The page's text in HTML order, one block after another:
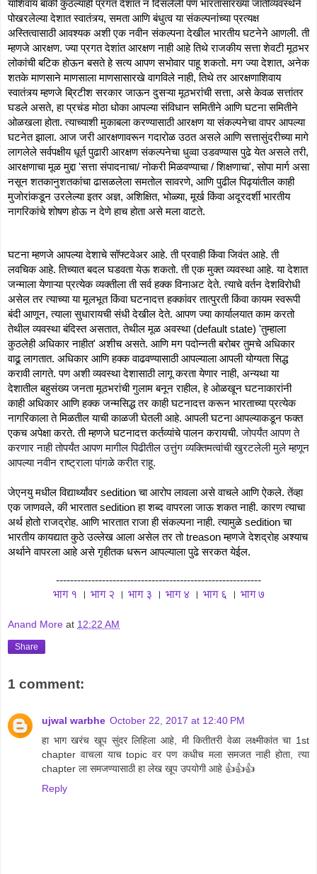
याशिवाय बाकी कुठल्याही प्रगत देशात न दिसलेली पण भारतासारख्या जातीव्यवस्थेने
पोखरलेल्या देशात स्वातंत्र्य, समता आणि बंधुत्व या संकल्पनांच्या प्रत्यक्ष
अस्तित्वासाठी आवश्यक अशी एक नवीन संकल्पना देखील भारतीय घटनेने आणली. ती
म्हणजे आरक्षण. ज्या प्रगत देशांत आरक्षण नाही आहे तिथे राजकीय सत्ता शेवटी मूठभर
लोकांची बटिक होऊन बसते हे सत्य आपण सभोवार पाहू शकतो. मग ज्या देशात, अनेक
शतके माणसाने माणसाला माणसासारखे वागविले नाही, तिथे तर आरक्षणाशिवाय
स्वातंत्र्य म्हणजे ब्रिटीश सरकार जाऊन दुसऱ्या मूठभरांची सत्ता, असे केवळ सत्तांतर
घडले असते, हा प्रचंड मोठा धोका आपल्या संविधान समितीने आणि घटना समितीने
ओळखला होता. त्याच्याशी मुकाबला करण्यासाठी आरक्षण या संकल्पनेचा वापर आपल्या
घटनेत झाला. आज जरी आरक्षणावरून गदारोळ उठत असले आणि सत्तासुंदरीच्या मागे
लागलेले सर्वपक्षीय धूर्त पुढारी आरक्षण संकल्पनेचा धुव्वा उडवण्यास पुढे येत असले तरी,
आरक्षणाचा मूळ मुद्दा 'सत्ता संपादनाचा/ नोकरी मिळवण्याचा / शिक्षणाचा', सोपा मार्ग असा
नसून शतकानुशतकांचा ढासळलेला समतोल सावरणे, आणि पुढील पिढ्यांतील काही
मुजोरांकडून उरलेल्या इतर अज्ञ, अशिक्षित, भोळ्या, मूर्ख किंवा अदूरदर्शी भारतीय
नागरिकांचे शोषण होऊ न देणे हाच होता असे मला वाटते.
घटना म्हणजे आपल्या देशाचे सॉफ्टवेअर आहे. ती प्रवाही किंवा जिवंत आहे. ती
लवचिक आहे. तिच्यात बदल घडवता येऊ शकतो. ती एक मुक्त व्यवस्था आहे. या देशात
जन्माला येणाऱ्या प्रत्येक व्यक्तीला ती सर्व हक्क विनाअट देते. त्याचे वर्तन देशविरोधी
असेल तर त्याच्या या मूलभूत किंवा घटनादत्त हक्कांवर तात्पुरती किंवा कायम स्वरूपी
बंदी आणून, त्याला सुधारायची संधी देखील देते. आपण ज्या कार्यालयात काम करतो
तेथील व्यवस्था बंदिस्त असतात, तेथील मूळ अवस्था (default state) 'तुम्हाला
कुठलेही अधिकार नाहीत' अशीच असते. आणि मग पदोन्नती बरोबर तुमचे अधिकार
वाढू लागतात. अधिकार आणि हक्क वाढवण्यासाठी आपल्याला आपली योग्यता सिद्ध
करावी लागते. पण अशी व्यवस्था देशासाठी लागू करता येणार नाही, अन्यथा या
देशातील बहुसंख्य जनता मूठभरांची गुलाम बनून राहील, हे ओळखून घटनाकारांनी
काही अधिकार आणि हक्क जन्मसिद्ध तर काही घटनादत्त करून भारताच्या प्रत्येक
नागरिकाला ते मिळतील याची काळजी घेतली आहे. आपली घटना आपल्याकडून फक्त
एकच अपेक्षा करते. ती म्हणजे घटनादत्त कर्तव्यांचे पालन करायची. जोपर्यंत आपण ते
करणार नाही तोपर्यंत आपण मागील पिढीतील उत्तुंग व्यक्तिमत्वांची खुरटलेली मुले म्हणून
आपल्या नवीन राष्ट्राला पांगळे करीत राहू.
जेएनयु मधील विद्यार्थ्यांवर sedition चा आरोप लावला असे वाचले आणि ऐकले. तेंव्हा
एक जाणवले, की भारतात sedition हा शब्द वापरला जाऊ शकत नाही. कारण त्याचा
अर्थ होतो राजद्रोह. आणि भारतात राजा ही संकल्पना नाही. त्यामुळे sedition चा
भारतीय कायद्यात कुठे उल्लेख आला असेल तर तो treason म्हणजे देशद्रोह अश्याच
अर्थाने वापरला आहे असे गृहीतक धरून आपल्याला पुढे सरकत येईल.
----------------------------------------------------------
भाग १ । भाग २ । भाग ३ । भाग ४ । भाग ६ । भाग ७
Anand More at 12:22 AM
Share
1 comment:
ujwal warbhe October 22, 2017 at 12:40 PM
हा भाग खरंच खूप सुंदर लिहिला आहे, मी कितीतरी वेळा लक्ष्मीकांत चा 1st
chapter वाचला याच topic वर पण कधीच मला समजत नाही होता, त्या
chapter ला समजण्यासाठी हा लेख खूप उपयोगी आहे 👍👍👍
Reply